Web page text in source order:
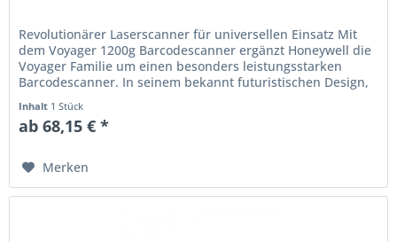
Revolutionärer Laserscanner für universellen Einsatz Mit
dem Voyager 1200g Barcodescanner ergänzt Honeywell die
Voyager Familie um einen besonders leistungsstarken
Barcodescanner. In seinem bekannt futuristischen Design,
Inhalt 1 Stück
ab 68,15 € *
Merken